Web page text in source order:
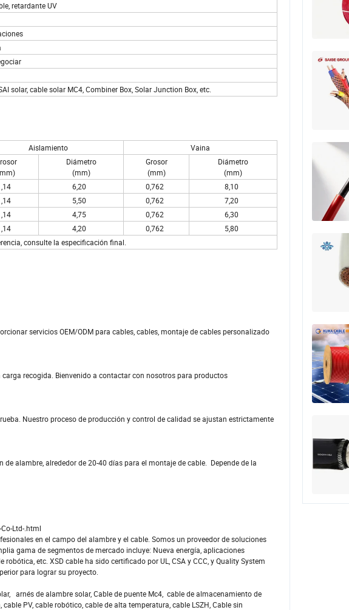
retardante UV
solar, cable solar MC4, Combiner Box, Solar Junction Box, etc.
Aislamiento
Vaina
Diámetro
(mm)
Grosor
(mm)
Diámetro
(mm)
6,20 0,762
8,10
5,50 0,762
7,20
4,75 0,762
6,30
4,20 0,762
5,80
consulte la especificación final.
servicios OEM/ODM para cables, cables, montaje de cables personalizado
recogida. Bienvenido a contactar con nosotros para productos
Nuestro proceso de producción y control de calidad se ajustan estrictamente
alambre, alrededor de 20-40 días para el montaje de cable. Depende de la
Ltd-.html
en el campo del alambre y el cable. Somos un proveedor de soluciones
gama de segmentos de mercado incluye: Nueva energía, aplicaciones
etc. XSD cable ha sido certificado por UL, CSA y CCC, y Quality System
para lograr su proyecto.
arnés de alambre solar, Cable de puente Mc4, cable de almacenamiento de
PV, cable robótico, cable de alta temperatura, cable LSZH, Cable sin